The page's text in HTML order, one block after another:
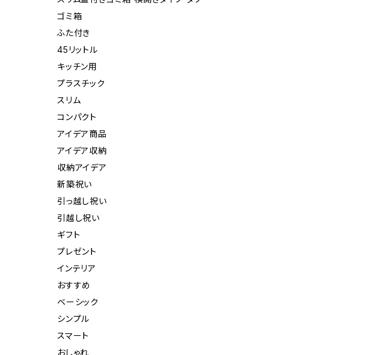
ゴミ箱
ふた付き
45リットル
キッチン用
プラスチック
スリム
コンパクト
アイデア商品
アイデア収納
収納アイデア
新築祝い
引っ越し祝い
引越し祝い
ギフト
プレゼント
インテリア
おすすめ
ベーシック
シンプル
スマート
おしゃれ